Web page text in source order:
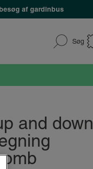
af gardinbus
Søg
and down